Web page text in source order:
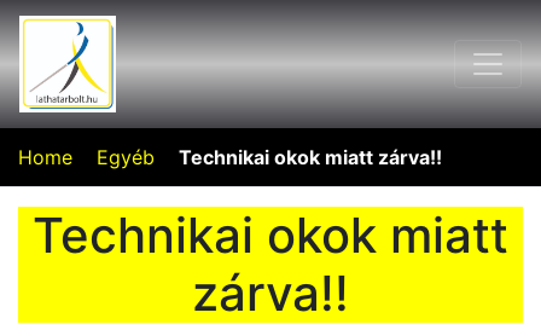
Home Egyéb Technikai okok miatt zárva!!
Technikai okok miatt
zárva!!